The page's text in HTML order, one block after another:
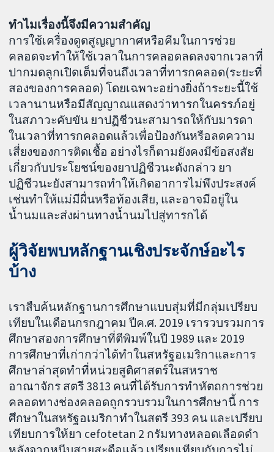
ทำไมเรื่องนี้จึงมีความสำคัญ
การใช้เครื่องดูดสูญญากาศหรือคีมในการช่วย
คลอดจะทำให้ใช้เวลาในการคลอดลดลงจากเวลาที่
ปากมดลูกเปิดเต็มที่จนถึงเวลาที่ทารกคลอด(ระยะที่
สองของการคลอด) โดยเฉพาะอย่างยิ่งถ้าระยะนี้ใช้
เวลานานหรือมีสัญญาณแสดงว่าทารกในครรภ์อยู่
ในสภาวะคับขัน ยาปฏิชีวนะสามารถให้กับมารดา
ในเวลาที่ทารกคลอดแล้วเพื่อป้องกันหรือลดความ
เสี่ยงของการติดเชื้อ อย่างไรก็ตามยังคงมีข้อสงสัย
เกี่ยวกับประโยชน์ของยาปฏิชีวนะดังกล่าว ยา
ปฏิชีวนะยังสามารถทําให้เกิดอาการไม่พึงประสงค์
เช่นทำให้แม่มีผื่นหรือท้องเสีย, และอาจมีอยู่ใน
น้ำนมและส่งผ่านทางน้ำนมไปสู่ทารกได้
ผู้วิจัยพบหลักฐานเชิงประจักษ์อะไร
บ้าง
เราสืบค้นหลักฐานการศึกษาแบบสุ่มที่มีกลุ่มเปรียบ
เทียบในเดือนกรกฎาคม ปีค.ศ. 2019 เรารวบรวมการ
ศึกษาสองการศึกษาที่ตีพิมพ์ในปี 1989 และ 2019
การศึกษาที่เก่ากว่าได้ทำในสหรัฐอเมริกาและการ
ศึกษาล่าสุดทำที่หน่วยสูติศาสตร์ในสหราช
อาณาจักร สตรี 3813 คนที่ได้รับการทำหัตถการช่วย
คลอดทางช่องคลอดถูกรวบรวมในการศึกษานี้ การ
ศึกษาในสหรัฐอเมริกาทำในสตรี 393 คน และเปรียบ
เทียบการให้ยา cefotetan 2 กรัมทางหลอดเลือดดํา